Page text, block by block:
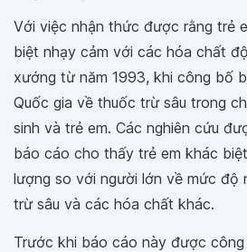
Với việc nhận thức được rằng trẻ
biệt nhạy cảm với các hóa chất
xướng từ năm 1993, khi công bố
Quốc gia về thuốc trừ sâu trong
sinh và trẻ em. Các nghiên cứu
báo cáo cho thấy trẻ em khác
lượng so với người lớn về mức độ
trừ sâu và các hóa chất khác.
Trước khi báo cáo này được